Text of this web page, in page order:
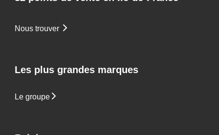
Nous trouver
Les plus grandes marques
Le groupe